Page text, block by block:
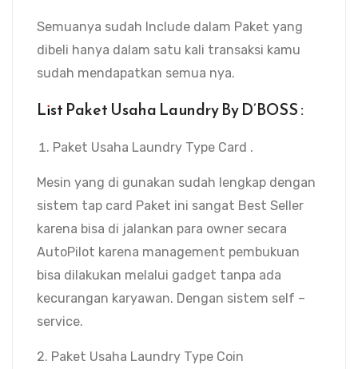
Semuanya sudah Include dalam Paket yang
dibeli hanya dalam satu kali transaksi kamu
sudah mendapatkan semua nya.
List Paket Usaha Laundry By D’BOSS :
Paket Usaha Laundry Type Card .
Mesin yang di gunakan sudah lengkap dengan
sistem tap card Paket ini sangat Best Seller
karena bisa di jalankan para owner secara
AutoPilot karena management pembukuan
bisa dilakukan melalui gadget tanpa ada
kecurangan karyawan. Dengan sistem self –
service.
2. Paket Usaha Laundry Type Coin